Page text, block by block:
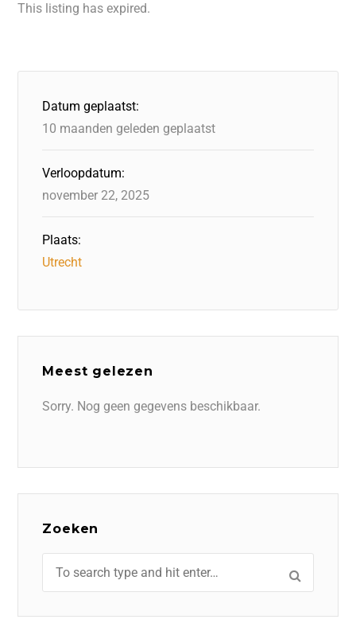
This listing has expired.
Datum geplaatst:
10 maanden geleden geplaatst
Verloopdatum:
november 22, 2025
Plaats:
Utrecht
Meest gelezen
Sorry. Nog geen gegevens beschikbaar.
Zoeken